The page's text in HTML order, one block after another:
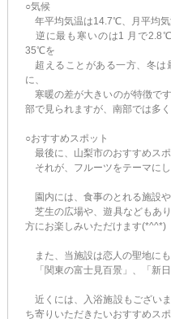
○気候
年平均気温は14.7℃、月平均気
逆に最も寒いのは1 月で
35℃を
超えることがある一方、冬は
に、
寒暖の差が大きいのが特徴で
部で見られますが、南部では多く
○おすすめスポット
最後に、山梨市のおすすめス
それが、フルーツをテーマに
園内には、食事のとれる施設
芝生の広場や、遊具などもあ
方にお楽しみいただけます(*^^*)
また、当施設は恋人の聖地に
「関東の富士見百景」、「新日
近くには、入浴施設もござい
ち寄りいただきたいおすすめス